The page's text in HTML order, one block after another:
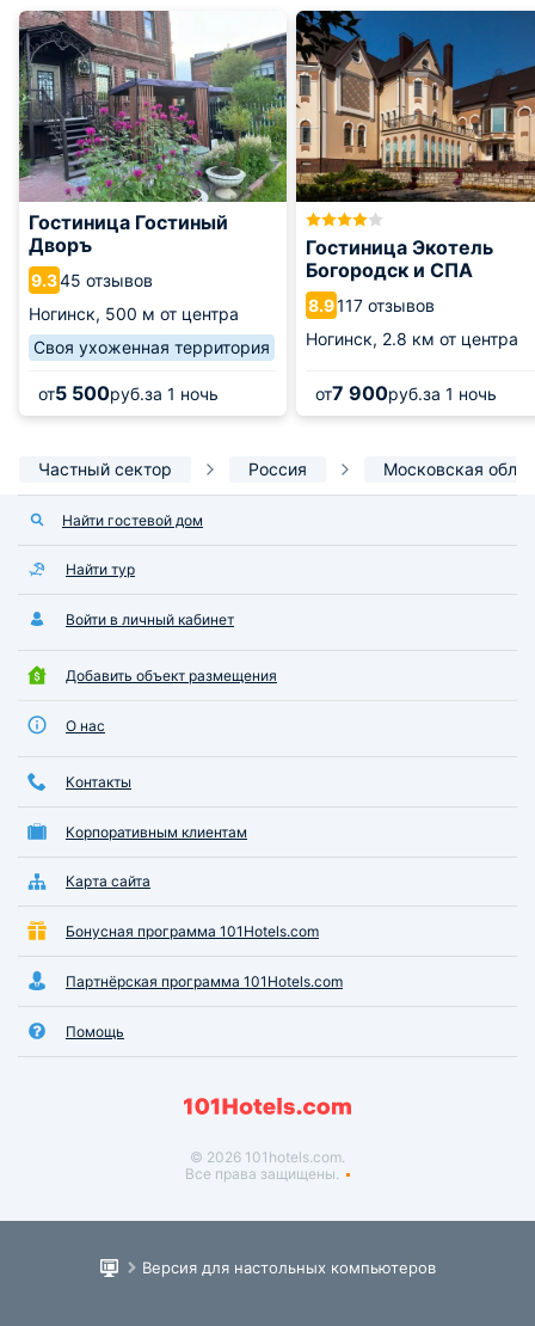
Гостиница Гостиный
Дворъ
9.345 отзывов
Ногинск, 500 м от центра
Своя ухоженная территория
от5 500руб.за 1 ночь
Гостиница Экотель
Богородск и СПА
8.9117 отзывов
Ногинск, 2.8 км от центра
от7 900руб.за 1 ночь
Частный сектор Россия Московская
Найти гостевой дом
Найти тур
Войти в личный кабинет
Добавить объект размещения
О нас
Контакты
Корпоративным клиентам
Карта сайта
Бонусная программа 101Hotels.com
Партнёрская программа 101Hotels.com
Помощь
© 2026 101hotels.com.
Все права защищены.
Версия для настольных компьютеров